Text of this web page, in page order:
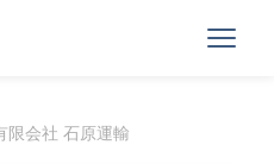
限会社 石原運輸